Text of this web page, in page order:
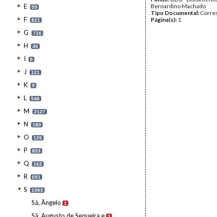
E 59
F 821
G 726
H 46
I 6
J 121
K 9
L 546
M 2127
N 180
O 126
P 853
Q 162
R 691
S 1063
Sá, Ângelo 1
Bernardino Machado
Tipo Documental:
Página(s): 1